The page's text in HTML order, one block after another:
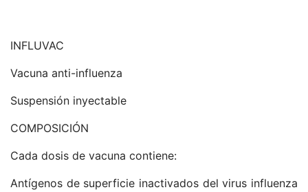
INFLUVAC
Vacuna anti-influenza
Suspensión inyectable
COMPOSICIÓN
Cada dosis de vacuna contiene:
Antígenos de superficie inactivados del virus influenza